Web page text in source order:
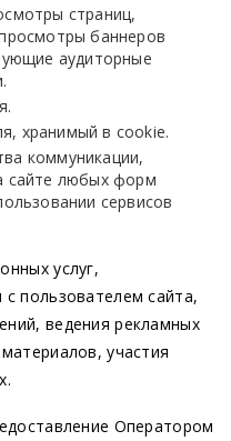
страниц,
баннеров
аудиторные
хранимый в cookie.
коммуникации,
сайте любых форм
сервисов
услуг,
пользователем сайта,
ведения рекламных
участия
Оператором